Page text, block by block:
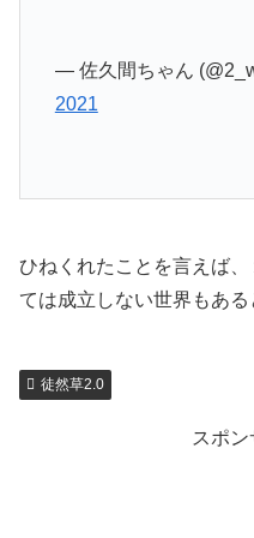
— 佐久間ちゃん
2021
ひねくれたことを言えば
ては成立しない世界もある
徒然草2.0
スポン